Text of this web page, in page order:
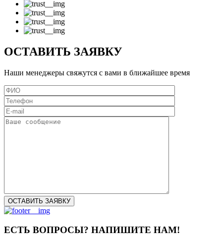
ОСТАВИТЬ ЗАЯВКУ
Наши менеджеры свяжутся с вами в ближайшее время
ЕСТЬ ВОПРОСЫ? НАПИШИТЕ НАМ!